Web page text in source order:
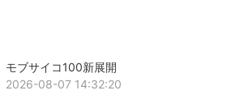
モブサイコ100新展開
2026-08-07 14:32:20